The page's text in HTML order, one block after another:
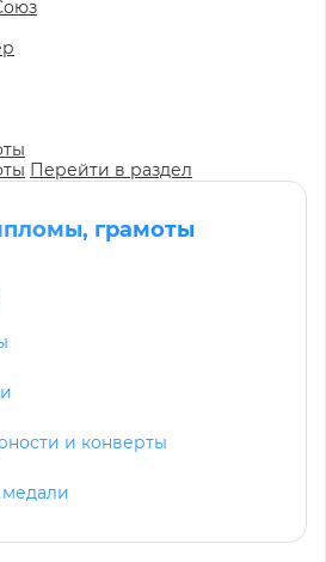
Перейти в раздел
грамоты
и конверты